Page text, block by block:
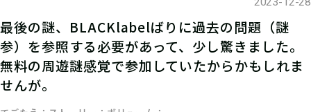
最後の謎、BLACKlabelばりに過去の問題（謎
参）を参照する必要があって、少し驚きました。
無料の周遊謎感覚で参加していたからかもしれま
せんが。